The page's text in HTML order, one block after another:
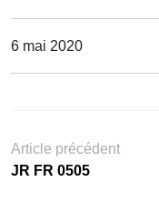
6 mai 2020
Article précédent
JR FR 0505